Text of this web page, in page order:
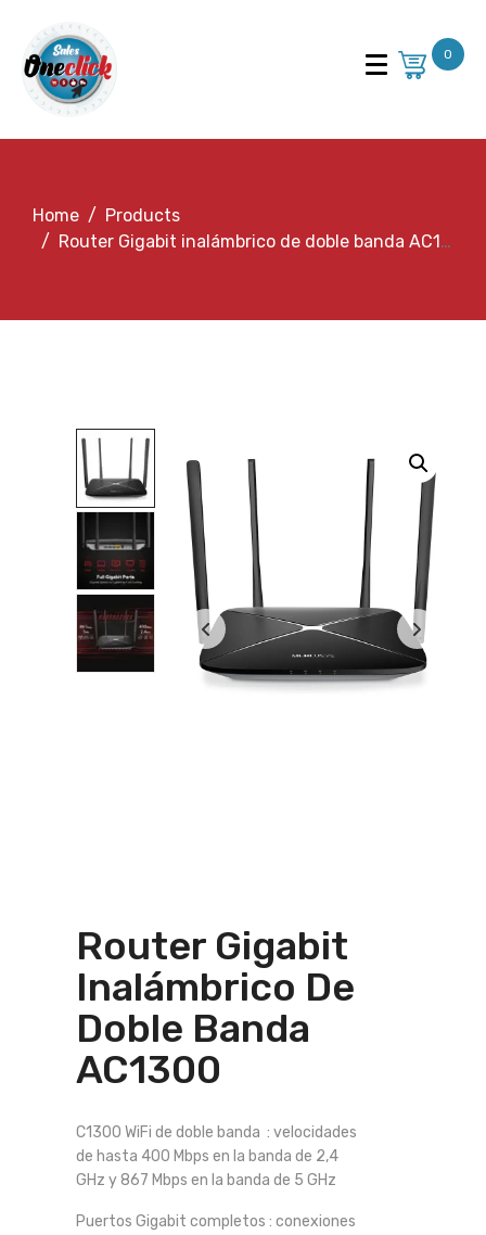
0
Home
Products
Router Gigabit inalámbrico de doble banda AC1300
Router Gigabit
Inalámbrico De
Doble Banda
AC1300
C1300 WiFi de doble banda : velocidades
de hasta 400 Mbps en la banda de 2,4
GHz y 867 Mbps en la banda de 5 GHz
Puertos Gigabit completos : conexiones